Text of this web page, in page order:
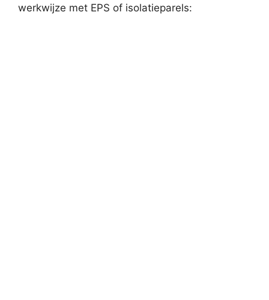
werkwijze met EPS of isolatieparels: